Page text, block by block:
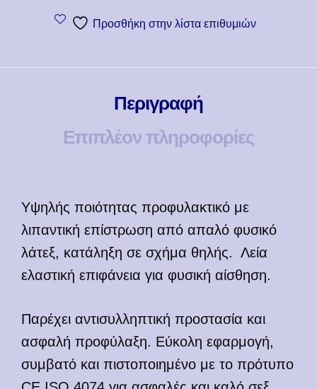
Προσθήκη στην λίστα επιθυμιών
Περιγραφή
Επιπλέον πληροφορίες
Υψηλής ποιότητας προφυλακτικό με
λιπαντική επίστρωση από απαλό φυσικό
λάτεξ, κατάληξη σε σχήμα θηλής. Λεία
ελαστική επιφάνεια για φυσική αίσθηση.
Παρέχει αντισυλληπτική προστασία και
ασφαλή προφύλαξη. Εύκολη εφαρμογή,
συμβατό και πιστοποιημένο με το πρότυπο